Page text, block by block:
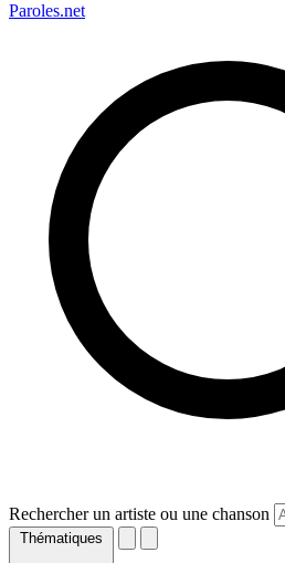
Paroles.net
Rechercher un artiste ou une chanson
Thématiques